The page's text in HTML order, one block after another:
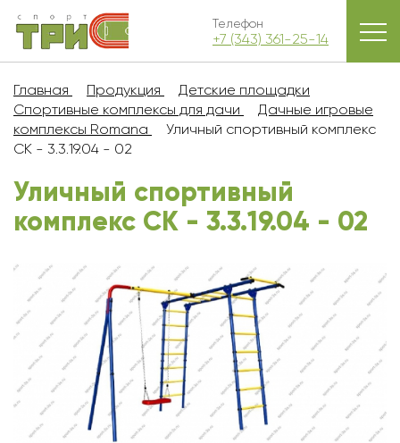
Телефон
+7 (343) 361-25-14
Главная Продукция
Детские площадки
Спортивные комплексы для дачи
Дачные игровые
комплексы Romana
Уличный спортивный комплекс
СК - 3.3.19.04 - 02
Уличный спортивный
комплекс СК - 3.3.19.04 - 02